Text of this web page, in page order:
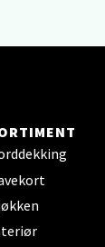
Ski
Storsenter